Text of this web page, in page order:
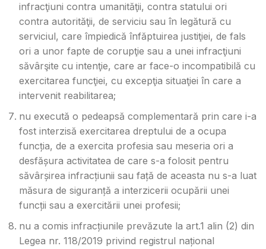
infracţiuni contra umanităţii, contra statului ori
contra autorităţii, de serviciu sau în legătură cu
serviciul, care împiedică înfăptuirea justiţiei, de fals
ori a unor fapte de corupţie sau a unei infracţiuni
săvârşite cu intenţie, care ar face-o incompatibilă cu
exercitarea funcţiei, cu excepţia situaţiei în care a
intervenit reabilitarea;
nu execută o pedeapsă complementară prin care i-a
fost interzisă exercitarea dreptului de a ocupa
funcția, de a exercita profesia sau meseria ori a
desfășura activitatea de care s-a folosit pentru
săvârșirea infracțiunii sau față de aceasta nu s-a luat
măsura de siguranță a interzicerii ocupării unei
funcții sau a exercitării unei profesii;
nu a comis infracțiunile prevăzute la art.1 alin (2) din
Legea nr. 118/2019 privind registrul național